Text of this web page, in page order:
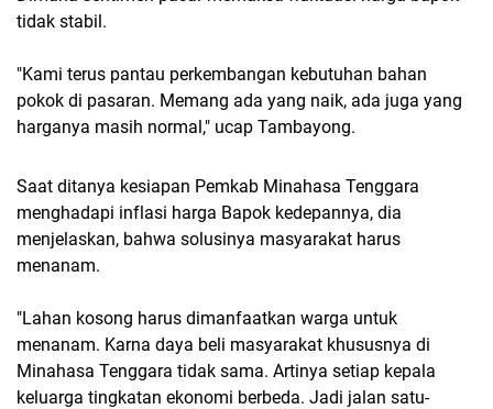
tidak stabil.
"Kami terus pantau perkembangan kebutuhan bahan
pokok di pasaran. Memang ada yang naik, ada juga yang
harganya masih normal," ucap Tambayong.
Saat ditanya kesiapan Pemkab Minahasa Tenggara
menghadapi inflasi harga Bapok kedepannya, dia
menjelaskan, bahwa solusinya masyarakat harus
menanam.
"Lahan kosong harus dimanfaatkan warga untuk
menanam. Karna daya beli masyarakat khususnya di
Minahasa Tenggara tidak sama. Artinya setiap kepala
keluarga tingkatan ekonomi berbeda. Jadi jalan satu-